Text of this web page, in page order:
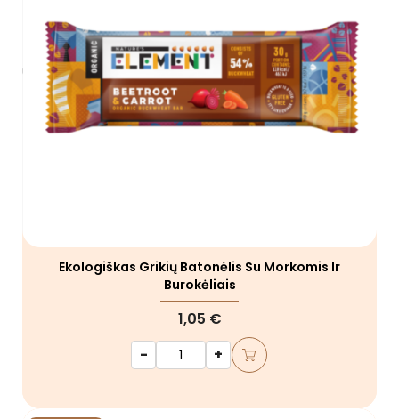
Ekologiškas Grikių Batonėlis Su Morkomis Ir
Burokėliais
1,05 €
-
+